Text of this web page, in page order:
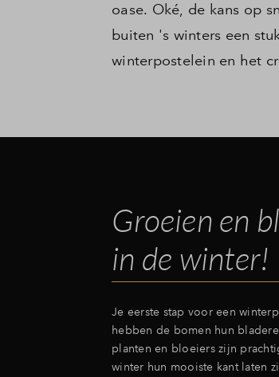
oase. Oké, de kans op
buiten 's winters een
winterpostelein en het
Groeien en
in de winter!
Je eerste stap voor een
hebben de bomen hun
planten en bloeiers zijn
winter hun mooiste kant laten